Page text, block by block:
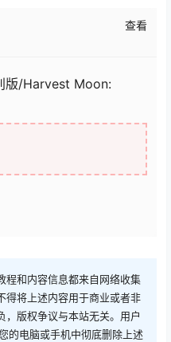
查看
版/Harvest Moon:
程和内容信息都来自网络收集
得将上述内容用于商业或者非
，版权争议与本站无关。用户
的电脑或手机中彻底删除上述